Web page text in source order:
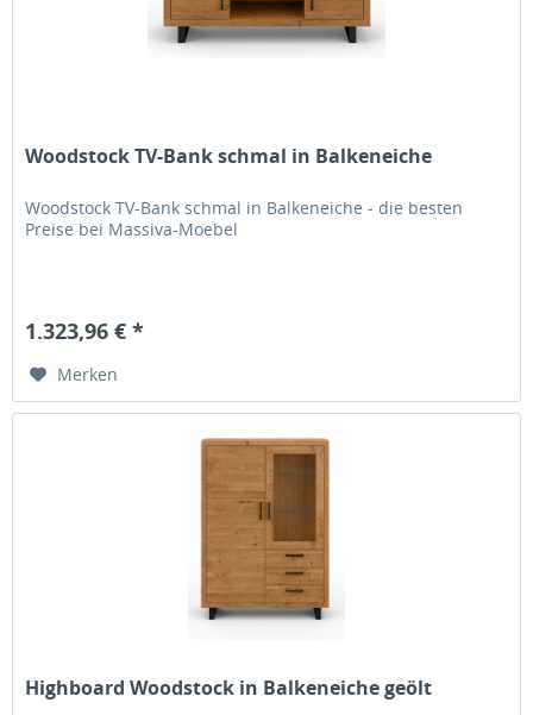
Woodstock TV-Bank schmal in Balkeneiche
Woodstock TV-Bank schmal in Balkeneiche - die besten
Preise bei Massiva-Moebel
1.323,96 € *
Merken
Highboard Woodstock in Balkeneiche geölt